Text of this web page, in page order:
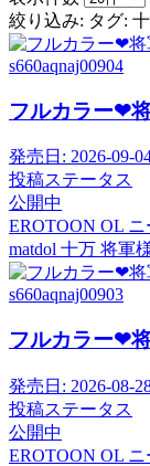
絞り込み: タグ:
s660aqnaj00904
フルカラー❤
発売日: 2026-09-
投稿ステータス
公開中
EROTOON OL ニ
matdol 十万 将軍
s660aqnaj00903
フルカラー❤
発売日: 2026-08-
投稿ステータス
公開中
EROTOON OL ニ